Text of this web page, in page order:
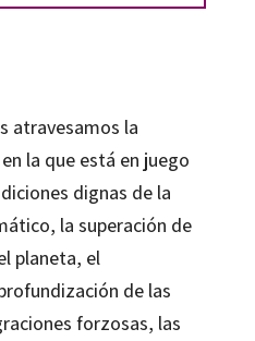
atravesamos la
la que está en juego
dignas de la
la superación de
planeta, el
de las
forzosas, las